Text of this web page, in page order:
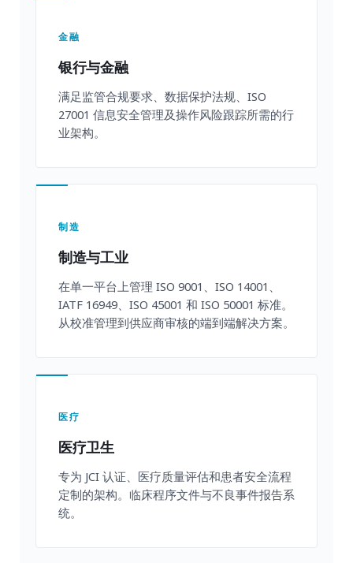
金融
银行与金融
满足监管合规要求、数据保护法规、ISO
27001 信息安全管理及操作风险跟踪所需的行
业架构。
制造
制造与工业
在单一平台上管理 ISO 9001、ISO 14001、
IATF 16949、ISO 45001 和 ISO 50001 标准。
从校准管理到供应商审核的端到端解决方案。
医疗
医疗卫生
专为 JCI 认证、医疗质量评估和患者安全流程
定制的架构。临床程序文件与不良事件报告系
统。